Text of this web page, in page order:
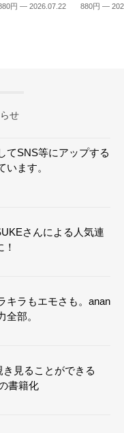
円 — 2026.07.22 880円 —
せ
てSNS等にアップする
います。
さんによる人気連
キラもエモさも。anan
部。
き見ることができる
書籍化